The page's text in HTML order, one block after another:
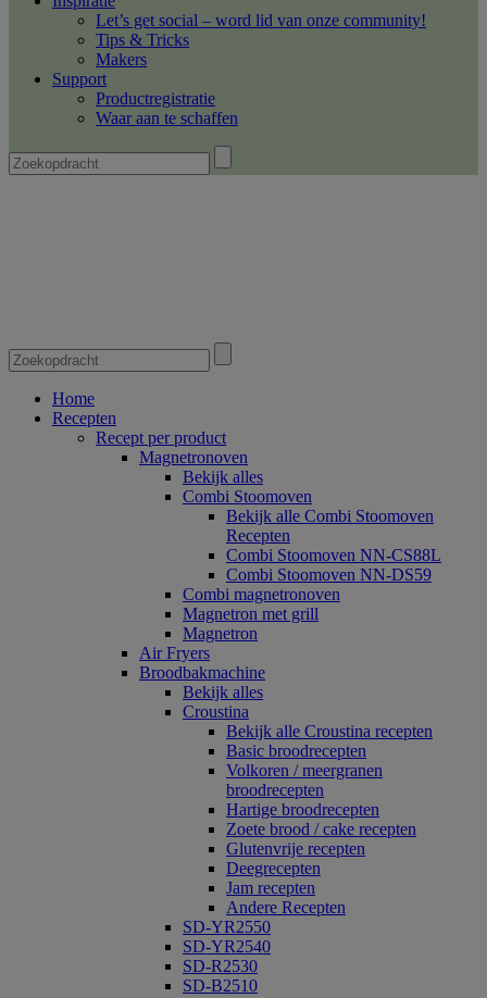
Let’s get social – word lid van onze community!
Tips & Tricks
Makers
Support
Productregistratie
Waar aan te schaffen
Home
Recepten
Recept per product
Magnetronoven
Bekijk alles
Combi Stoomoven
Bekijk alle Combi Stoomoven
Recepten
Combi Stoomoven NN-CS88L
Combi Stoomoven NN-DS59
Combi magnetronoven
Magnetron met grill
Magnetron
Air Fryers
Broodbakmachine
Bekijk alles
Croustina
Bekijk alle Croustina recepten
Basic broodrecepten
Volkoren / meergranen
broodrecepten
Hartige broodrecepten
Zoete brood / cake recepten
Glutenvrije recepten
Deegrecepten
Jam recepten
Andere Recepten
SD-YR2550
SD-YR2540
SD-R2530
SD-B2510